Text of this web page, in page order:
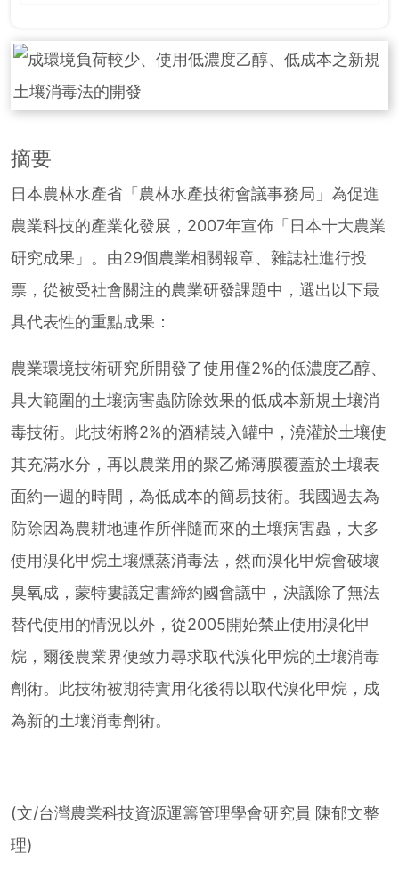
摘要
日本農林水產省「農林水產技術會議事務局」為促進
農業科技的產業化發展，2007年宣佈「日本十大農業
研究成果」。由29個農業相關報章、雜誌社進行投
票，從被受社會關注的農業研發課題中，選出以下最
具代表性的重點成果：
農業環境技術研究所開發了使用僅2%的低濃度乙醇、
具大範圍的土壤病害蟲防除效果的低成本新規土壤消
毒技術。此技術將2%的酒精裝入罐中，澆灌於土壤使
其充滿水分，再以農業用的聚乙烯薄膜覆蓋於土壤表
面約一週的時間，為低成本的簡易技術。我國過去為
防除因為農耕地連作所伴隨而來的土壤病害蟲，大多
使用溴化甲烷土壤燻蒸消毒法，然而溴化甲烷會破壞
臭氧成，蒙特婁議定書締約國會議中，決議除了無法
替代使用的情況以外，從2005開始禁止使用溴化甲
烷，爾後農業界便致力尋求取代溴化甲烷的土壤消毒
劑術。此技術被期待實用化後得以取代溴化甲烷，成
為新的土壤消毒劑術。
(文/台灣農業科技資源運籌管理學會研究員 陳郁文整
理)